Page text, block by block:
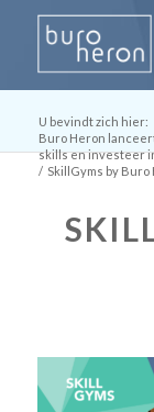
U bevindt zich hier:
Buro Heron
skills en investeer
/ SkillGyms by Buro